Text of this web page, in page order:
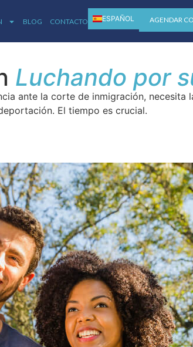
BLOG CONTACTO ESPAÑOL AGENDAR
Luchando por
ante la corte de inmigración, necesita
El tiempo es crucial.